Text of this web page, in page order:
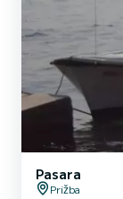
Pasara
Prižba